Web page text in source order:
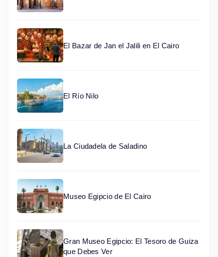
El Bazar de Jan el Jalili en El Cairo
El Río Nilo
La Ciudadela de Saladino
Museo Egipcio de El Cairo
Gran Museo Egipcio: El Tesoro de Guiza
que Debes Ver